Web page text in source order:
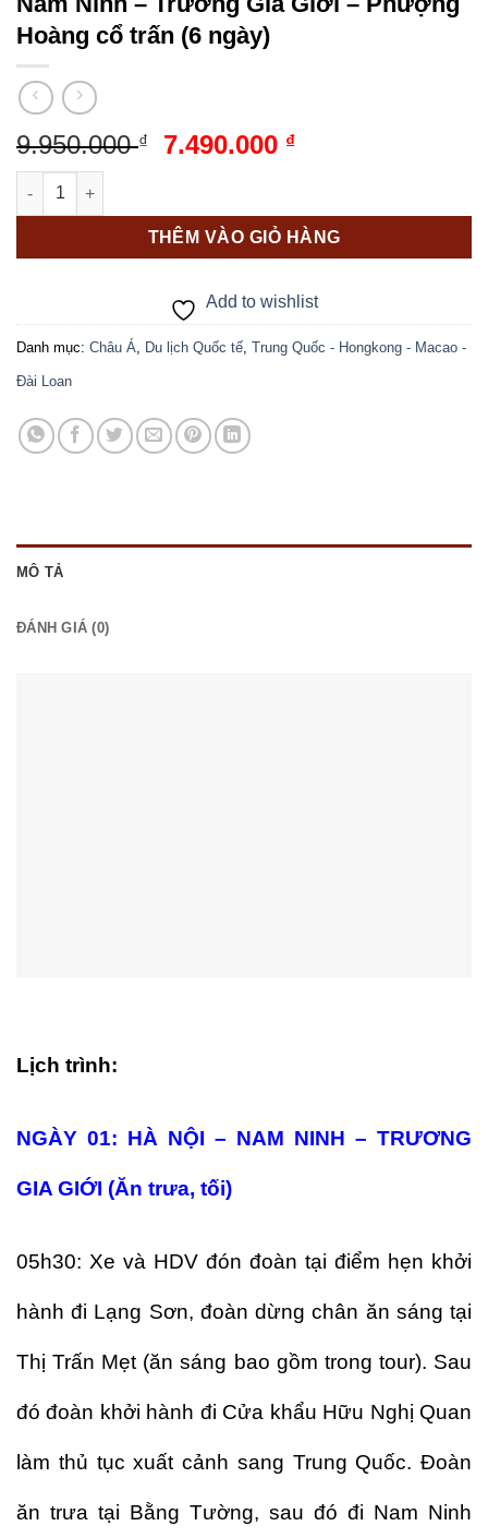
Hoàng cổ trấn (6 ngày)
9.950.000₫
Giá
9.950.000 ₫.
7.490.000 ₫Giá
là:
7.490.000 ₫.
Nam Ninh - Trương Gia Giới - Phượng Hoàng cổ trấn (6 ngày)
THÊM VÀO GIỎ HÀNG
Add to wishlist
Danh mục: Châu Á, Du lịch Quốc tế, Trung Quốc - Hongkong - Macao -
Đài Loan
MÔ TẢ
ĐÁNH GIÁ (0)
Lịch trình:
NGÀY 01: HÀ NỘI – NAM NINH – TRƯƠNG
GIA GIỚI (Ăn trưa, tối)
05h30: Xe và HDV đón đoàn tại điểm hẹn khởi
hành đi Lạng Sơn, đoàn dừng chân ăn sáng tại
Thị Trấn Mẹt (ăn sáng bao gồm trong tour). Sau
đó đoàn khởi hành đi Cửa khẩu Hữu Nghị Quan
làm thủ tục xuất cảnh sang Trung Quốc. Đoàn
ăn trưa tại Bằng Tường, sau đó đi Nam Ninh